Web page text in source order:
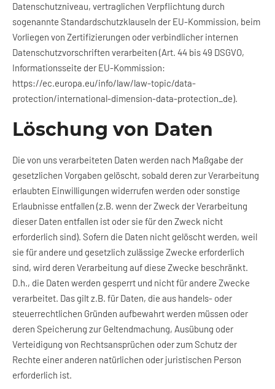
Datenschutzniveau, vertraglichen Verpflichtung durch
sogenannte Standardschutzklauseln der EU-Kommission, beim
Vorliegen von Zertifizierungen oder verbindlicher internen
Datenschutzvorschriften verarbeiten (Art. 44 bis 49 DSGVO,
Informationsseite der EU-Kommission:
https://ec.europa.eu/info/law/law-topic/data-
protection/international-dimension-data-protection_de).
Löschung von Daten
Die von uns verarbeiteten Daten werden nach Maßgabe der
gesetzlichen Vorgaben gelöscht, sobald deren zur Verarbeitung
erlaubten Einwilligungen widerrufen werden oder sonstige
Erlaubnisse entfallen (z.B. wenn der Zweck der Verarbeitung
dieser Daten entfallen ist oder sie für den Zweck nicht
erforderlich sind). Sofern die Daten nicht gelöscht werden, weil
sie für andere und gesetzlich zulässige Zwecke erforderlich
sind, wird deren Verarbeitung auf diese Zwecke beschränkt.
D.h., die Daten werden gesperrt und nicht für andere Zwecke
verarbeitet. Das gilt z.B. für Daten, die aus handels- oder
steuerrechtlichen Gründen aufbewahrt werden müssen oder
deren Speicherung zur Geltendmachung, Ausübung oder
Verteidigung von Rechtsansprüchen oder zum Schutz der
Rechte einer anderen natürlichen oder juristischen Person
erforderlich ist.